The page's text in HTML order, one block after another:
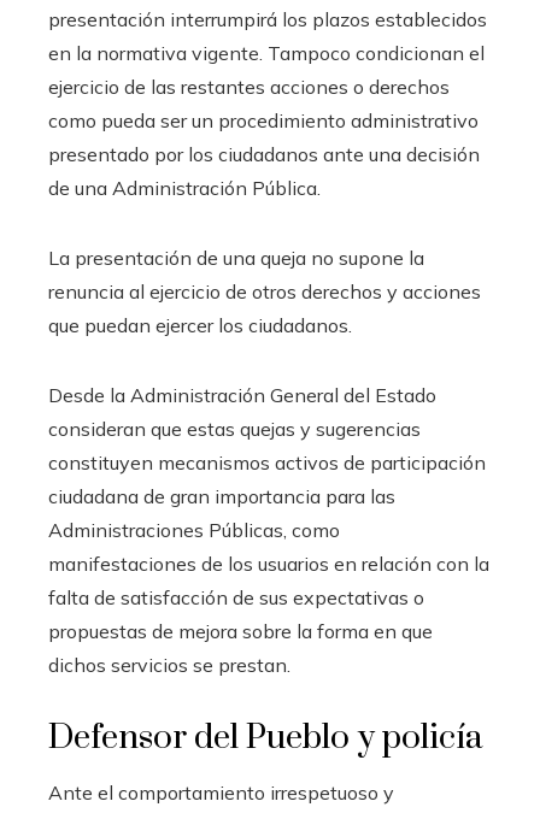
presentación interrumpirá los plazos establecidos
en la normativa vigente. Tampoco condicionan el
ejercicio de las restantes acciones o derechos
como pueda ser un procedimiento administrativo
presentado por los ciudadanos ante una decisión
de una Administración Pública.
La presentación de una queja no supone la
renuncia al ejercicio de otros derechos y acciones
que puedan ejercer los ciudadanos.
Desde la Administración General del Estado
consideran que estas quejas y sugerencias
constituyen mecanismos activos de participación
ciudadana de gran importancia para las
Administraciones Públicas, como
manifestaciones de los usuarios en relación con la
falta de satisfacción de sus expectativas o
propuestas de mejora sobre la forma en que
dichos servicios se prestan.
Defensor del Pueblo y policía
Ante el comportamiento irrespetuoso y